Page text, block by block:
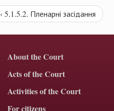
‹ 5.1.5.2. Пленарні засідання
About the Court
Acts of the Court
Activities of the Court
For citizens